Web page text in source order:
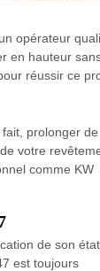
opérateur
en hauteur
réussir ce
prolonger de
votre
comme KW
de son état
est toujours